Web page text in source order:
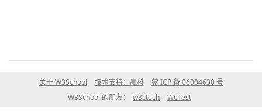
关于 W3School 技术支持：赢科
蒙 ICP 备 06004630 号
W3School 的朋友：
w3ctech WeTest